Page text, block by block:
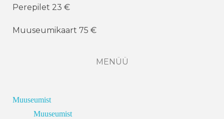
Perepilet 23 €
Muuseumikaart 75 €
MENÜÜ
Muuseumist
Muuseumist